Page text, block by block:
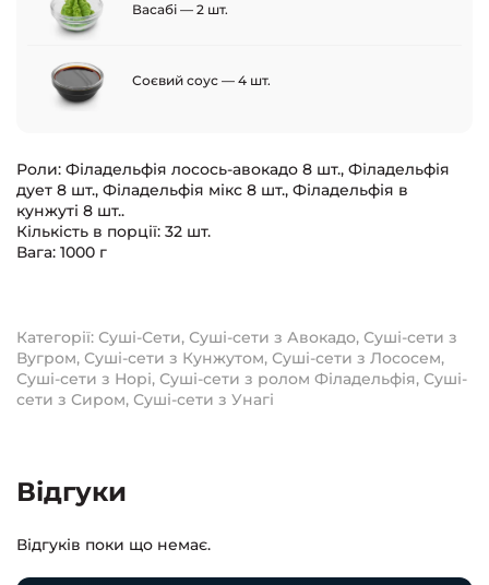
Васабі — 2 шт.
Соєвий соус — 4 шт.
Роли: Філадельфія лосось-авокадо 8 шт., Філадельфія
дует 8 шт., Філадельфія мікс 8 шт., Філадельфія в
кунжуті 8 шт..
Кількість в порції: 32 шт.
Вага: 1000 г
Категорії: Суші-Сети, Суші-сети з Авокадо, Суші-сети з
Вугром, Суші-сети з Кунжутом, Суші-сети з Лососем,
Суші-сети з Норі, Суші-сети з ролом Філадельфія, Суші-
сети з Сиром, Суші-сети з Унагі
Відгуки
Відгуків поки що немає.